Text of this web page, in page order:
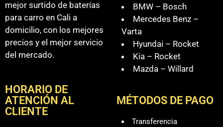
mejor surtido de baterías
para carro en Cali a
domicilio, con los mejores
precios y el mejor servicio
del mercado.
HORARIO DE
ATENCIÓN AL
CLIENTE
BMW – Bosch
Mercedes Benz –
Varta
Hyundai – Rocket
Kia – Rocket
Mazda – Willard
MÉTODOS DE PAGO
Transferencia